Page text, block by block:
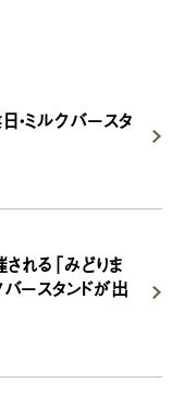
ミルクバースタ
る「みどりま
ースタンドが出